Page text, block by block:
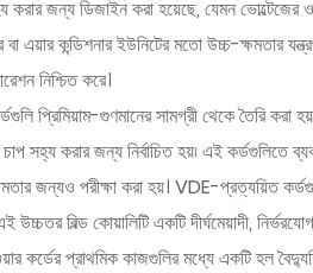
জন্য ডিজাইন করা হয়েছে, যেমন ভোল্টেজের
বা এয়ার কন্ডিশনার ইউনিটের মতো উচ্চ-
নিশ্চিত করে।
প্রিমিয়াম-গুণমানের সামগ্রী থেকে তৈরি করা
চাপ সহ্য করার জন্য নির্বাচিত হয়৷ এই কর্ডগুলিতে
ক্ষমতার জন্যও পরীক্ষা করা হয়। VDE-প্রত্যয়িত
উচ্চতর বিল্ড কোয়ালিটি একটি দীর্ঘমেয়াদী,
কর্ডের প্রাথমিক কাজগুলির মধ্যে একটি হল